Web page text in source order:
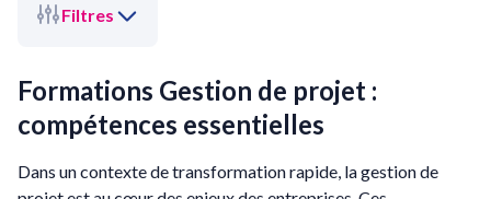
Formations Gestion de projet :
compétences essentielles
Dans un contexte de transformation rapide, la gestion de
Filtres